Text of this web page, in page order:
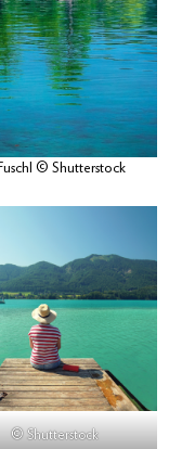
© Shutterstock
© Shutterstock